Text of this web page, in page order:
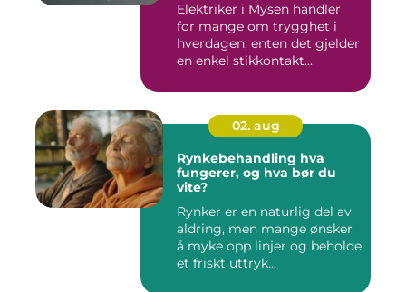
Elektriker i Mysen handler
for mange om trygghet i
hverdagen, enten det gjelder
en enkel stikkontakt...
02. aug
Rynkebehandling hva
fungerer, og hva bør du
vite?
Rynker er en naturlig del av
aldring, men mange ønsker
å myke opp linjer og beholde
et friskt uttryk...